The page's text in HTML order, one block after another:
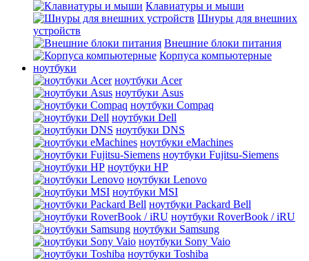
Клавиатуры и мыши
Шнуры для внешних
устройств
Внешние блоки питания
Корпуса компьютерные
ноутбуки
ноутбуки Acer
ноутбуки Asus
ноутбуки Compaq
ноутбуки Dell
ноутбуки DNS
ноутбуки eMachines
ноутбуки Fujitsu-Siemens
ноутбуки HP
ноутбуки Lenovo
ноутбуки MSI
ноутбуки Packard Bell
ноутбуки RoverBook / iRU
ноутбуки Samsung
ноутбуки Sony Vaio
ноутбуки Toshiba